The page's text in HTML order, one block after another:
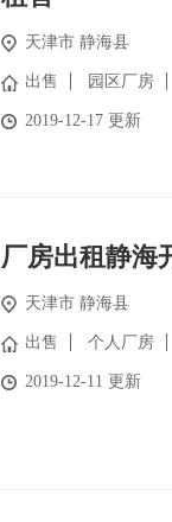
天津市 静海县
出售 园区厂房
2019-12-17 更新
厂房出租静海
天津市 静海县
出售 个人厂房
2019-12-11 更新